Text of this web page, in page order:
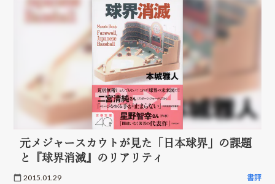
元メジャースカウトが見た「日本球界」の課題
と『球界消滅』のリアリティ
2015.01.29 書評